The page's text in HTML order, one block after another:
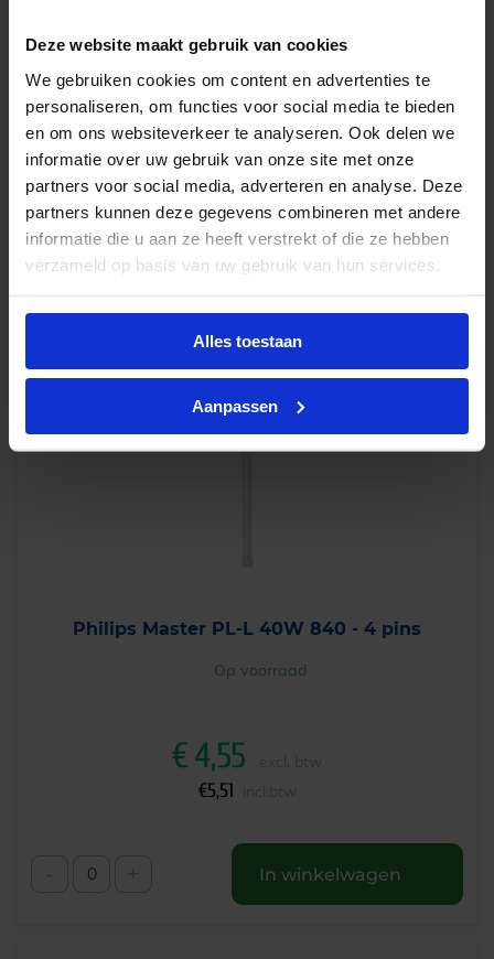
Deze website maakt gebruik van cookies
We gebruiken cookies om content en advertenties te
personaliseren, om functies voor social media te bieden
en om ons websiteverkeer te analyseren. Ook delen we
informatie over uw gebruik van onze site met onze
partners voor social media, adverteren en analyse. Deze
partners kunnen deze gegevens combineren met andere
informatie die u aan ze heeft verstrekt of die ze hebben
verzameld op basis van uw gebruik van hun services.
Alles toestaan
Aanpassen
Op voorraad
€4,55 excl. btw
€5,51
+
- In winkelwagen
Philips Master PL-L 40W 840 - 4 pins
Op voorraad
€4,55
€5,51
In winkelwagen